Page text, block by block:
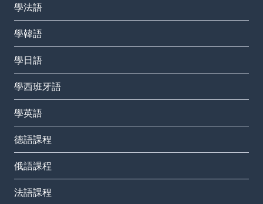
學法語
學韓語
學日語
學西班牙語
學英語
德語課程
俄語課程
法語課程